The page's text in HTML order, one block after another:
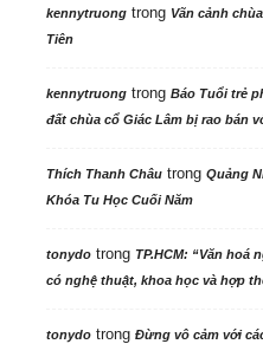
kennytruongtrong Vãn cảnh
Tiên
kennytruongtrong Báo Tuổi trẻ
đất chùa cổ Giác Lâm bị rao bán
Thích Thanh Châutrong Quảng
Khóa Tu Học Cuối Năm
tonydotrong TP.HCM: “Văn hoá
có nghệ thuật, khoa học và hợp
tonydotrong Đừng vô cảm với